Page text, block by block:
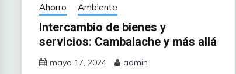
Ahorro Ambiente
Intercambio de bienes y
servicios: Cambalache y más allá
mayo 17, 2024 admin